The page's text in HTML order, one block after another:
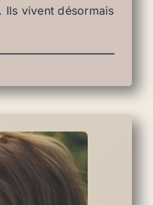
Ils vivent désormais